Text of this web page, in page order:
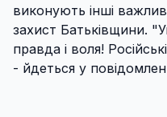
виконують інші
захист Батьківщини.
правда і воля!
- йдеться у